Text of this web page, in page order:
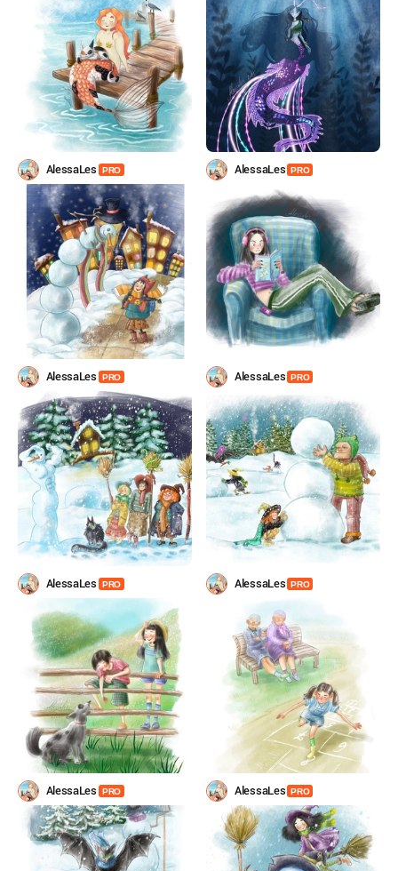
AlessaLes PRO AlessaLes PRO
AlessaLes PRO AlessaLes PRO
AlessaLes PRO AlessaLes PRO
AlessaLes PRO AlessaLes PRO